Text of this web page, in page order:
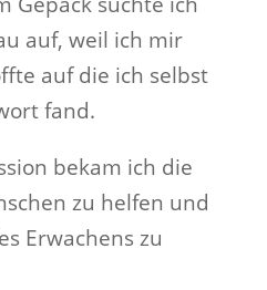
auf, weil ich mir
auf die ich selbst
fand.
bekam ich die
zu helfen und
Erwachens zu